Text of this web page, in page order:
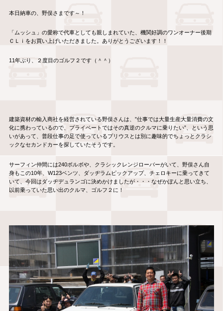
本日納車の、野俣さまです～！
「ムッシュ」の愛称で代車としても親しまれていた、機関好調のワンオーナー後期
ＣＬｉをお買い上げいただきました。ありがとうございます！！
11年ぶり、２度目のゴルフ２です（＾＾）
建築資材の輸入商社を経営されている野俣さんは、”仕事では大量生産大量消費の文
化に携わっているので、プライベートではその真逆のクルマに乗りたい”、という思
いがあって、普段仕事の足で使っているプリウスとは別に趣味的でちょっとクラシ
ックなセカンドカーを探していたそうです。
サーフィン仲間には240ボルボや、クラシックレンジローバーがいて、野俣さん自
身もこの10年、W123ベンツ、ダッヂラムピックアップ、チェロキーに乗ってきて
いて、今回はダッヂデュランゴに決めかけましたが・・・なぜかぽんと思い立ち、
以前乗っていた思い出のクルマ、ゴルフ２に！